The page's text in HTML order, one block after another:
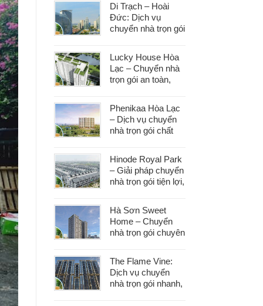
Di Trạch – Hoài
Đức: Dịch vụ
chuyển nhà trọn gói
dọn
Lucky House Hòa
Lạc – Chuyển nhà
trọn gói an toàn,
Phenikaa Hòa Lạc
– Dịch vụ chuyển
nhà trọn gói chất
Hinode Royal Park
– Giải pháp chuyển
nhà trọn gói tiện lợi,
Hà Sơn Sweet
Home – Chuyển
nhà trọn gói chuyên
khâu
The Flame Vine:
Dịch vụ chuyển
nhà trọn gói nhanh,